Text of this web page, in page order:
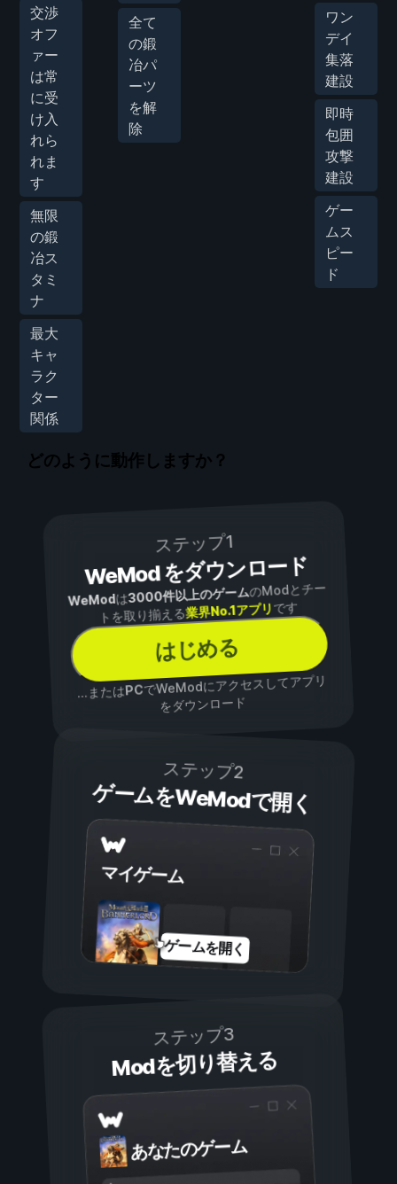
交渉
オフ
ァー
は常
に受
け入
れら
れま
す
無限
の鍛
冶ス
タミ
ナ
最大
キャ
ラク
ター
関係
全て
の鍛
冶パ
ーツ
を解
除
ワン
デイ
集落
建設
即時
包囲
攻撃
建設
ゲー
ムス
ピー
ド
どのように動作しますか？
ステップ1
WeMod をダウンロード
WeModは3000件以上のゲームのModとチー
トを取り揃える業界No.1アプリです
はじめる
...またはPCでWeModにアクセスしてアプリ
をダウンロード
ステップ2
ゲームをWeModで開く
マイゲーム
ゲームを開く
ステップ3
Modを切り替える
あなたのゲーム